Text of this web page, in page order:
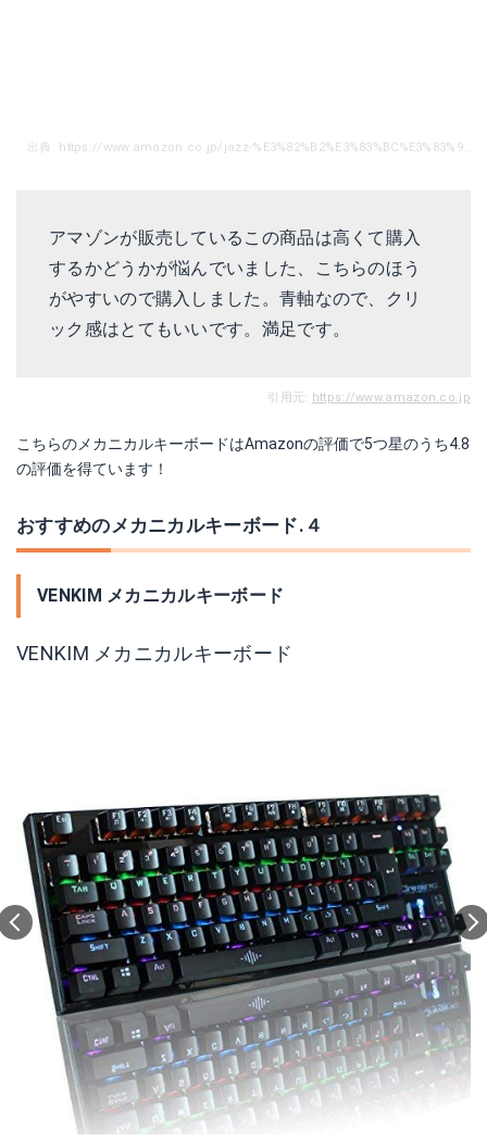
アマゾンが販売しているこの商品は高くて購入
するかどうかが悩んでいました、こちらのほう
がやすいので購入しました。青軸なので、クリ
ック感はとてもいいです。満足です。
引用元: https://www.amazon.co.jp
こちらのメカニカルキーボードはAmazonの評価で5つ星のうち4.8
の評価を得ています！
おすすめのメカニカルキーボード.４
VENKIM メカニカルキーボード
VENKIM メカニカルキーボード